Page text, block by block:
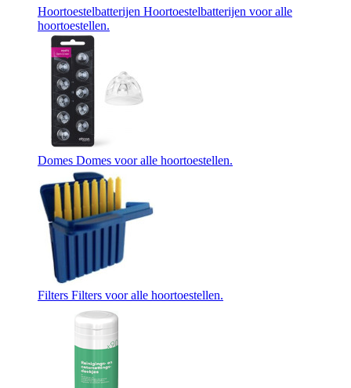
Hoortoestelbatterijen Hoortoestelbatterijen voor alle
hoortoestellen.
Domes Domes voor alle hoortoestellen.
Filters Filters voor alle hoortoestellen.